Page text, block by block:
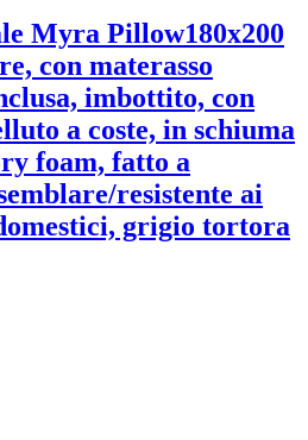
Myra Pillow180x200
con materasso
imbottito, con
a coste, in schiuma
foam, fatto a
resistente ai
grigio tortora